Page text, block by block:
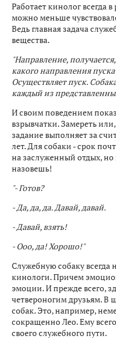
Работает кинолог всегда
можно меньше
Ведь главная задача
вещества.
"Направление,
какого направления
Осуществляет пуск.
каждый из
И своим поведением
взрывчатки. Замереть
задание выполняет за
лет. Для собаки - срок
на заслуженный отдых,
назовешь!
"- Готов?
- Да, да, да. Давай, давай.
- Давай, взять!
- Ооо, да! Хорошо!"
Служебную собаку всегда
кинологи. Причем
эмоции. И прежде всего,
четвероногим друзьям. В
собак. Это, например,
сокращенно Лео. Ему
своего служебного пути.